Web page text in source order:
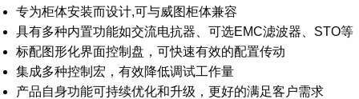
专为柜体安装而设计,可与威图柜体兼容
具有多种内置功能如交流电抗器、可选EMC滤波器、STO等
标配图形化界面控制盘，可快速有效的配置传动
集成多种控制宏，有效降低调试工作量
产品自身功能可持续优化和升级，更好的满足客户需求